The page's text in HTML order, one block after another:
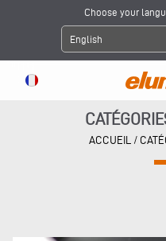
Choose your
English
ACCUEIL /